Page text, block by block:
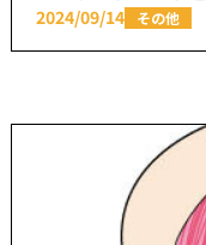
2024/09/14 その他